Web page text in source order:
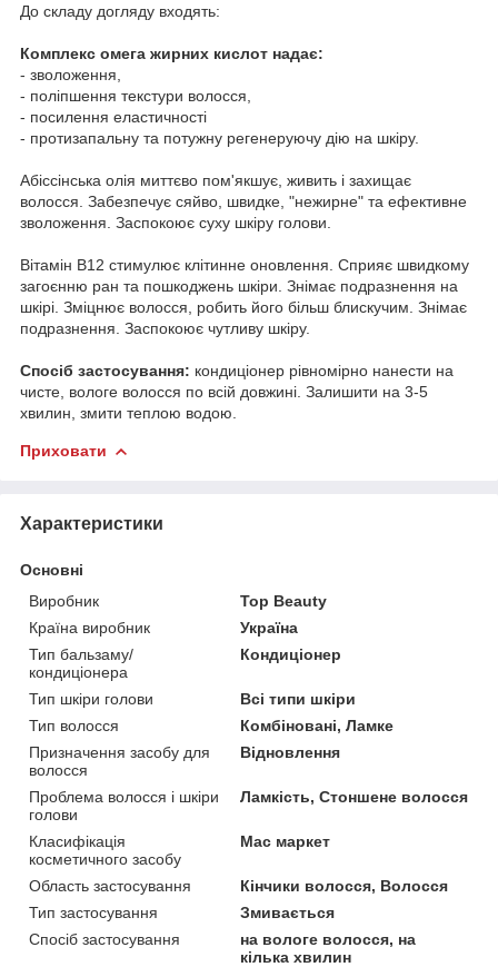
До складу догляду входять:
Комплекс омега жирних кислот надає:
- зволоження,
- поліпшення текстури волосся,
- посилення еластичності
- протизапальну та потужну регенеруючу дію на шкіру.
Абіссінська олія миттєво пом'якшує, живить і захищає
волосся. Забезпечує сяйво, швидке, "нежирне" та ефективне
зволоження. Заспокоює суху шкіру голови.
Вітамін В12 стимулює клітинне оновлення. Сприяє швидкому
загоєнню ран та пошкоджень шкіри. Знімає подразнення на
шкірі. Зміцнює волосся, робить його більш блискучим. Знімає
подразнення. Заспокоює чутливу шкіру.
Спосіб застосування: кондиціонер рівномірно нанести на
чисте, вологе волосся по всій довжині. Залишити на 3-5
хвилин, змити теплою водою.
Приховати
Характеристики
Основні
Виробник
Top Beauty
Країна виробник
Україна
Тип бальзаму/
кондиціонера
Кондиціонер
Тип шкіри голови
Всі типи шкіри
Тип волосся
Комбіновані, Ламке
Призначення засобу для
волосся
Відновлення
Проблема волосся і шкіри
голови
Ламкість, Стоншене волосся
Класифікація
косметичного засобу
Мас маркет
Область застосування
Кінчики волосся, Волосся
Тип застосування
Змивається
Спосіб застосування
на вологе волосся, на
кілька хвилин